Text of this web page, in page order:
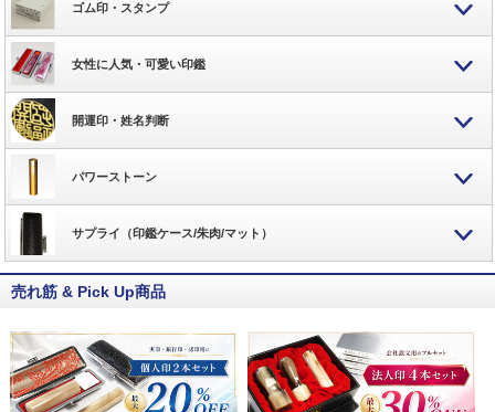
ゴム印・スタンプ
女性に人気・可愛い印鑑
開運印・姓名判断
パワーストーン
サプライ（印鑑ケース/朱肉/マット）
売れ筋 & Pick Up商品